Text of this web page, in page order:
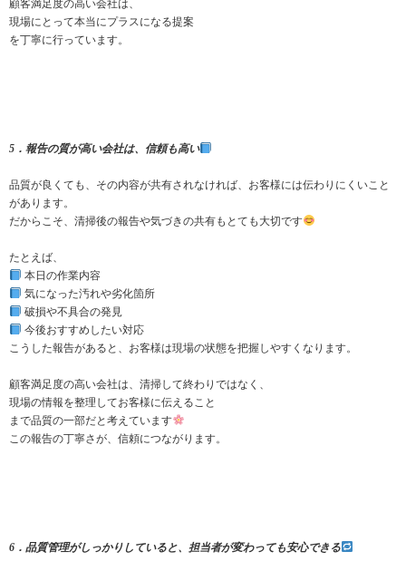
顧客満足度の高い会社は、
現場にとって本当にプラスになる提案
を丁寧に行っています。
5．報告の質が高い会社は、信頼も高い
品質が良くても、その内容が共有されなければ、お客様には伝わりにくいこと
があります。
だからこそ、清掃後の報告や気づきの共有もとても大切です
たとえば、
本日の作業内容
気になった汚れや劣化箇所
破損や不具合の発見
今後おすすめしたい対応
こうした報告があると、お客様は現場の状態を把握しやすくなります。
顧客満足度の高い会社は、清掃して終わりではなく、
現場の情報を整理してお客様に伝えること
まで品質の一部だと考えています
この報告の丁寧さが、信頼につながります。
6．品質管理がしっかりしていると、担当者が変わっても安心できる